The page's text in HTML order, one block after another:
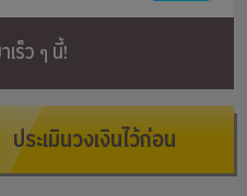
เร็ว ๆ นี้!
ประเมินวงเงินไว้ก่อน